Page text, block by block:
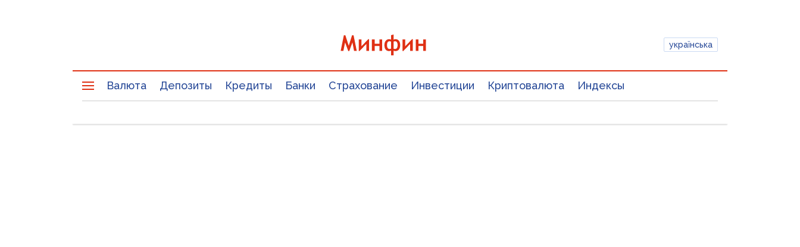
українська
Валюта Депозиты Кредиты Банки Страхование Инвестиции Криптовалюта Индексы